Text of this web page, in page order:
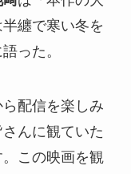
纏で寒い冬を
った。
ら配信を楽しみ
んに観ていた
この映画を観